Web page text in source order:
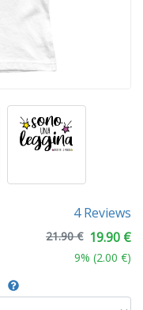
4 Reviews
21.90 € 19.90 €
9% (2.00 €)